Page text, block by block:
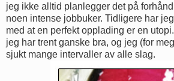
jeg ikke alltid planlegger det på
noen intense jobbuker. Tidligere har
med at en perfekt opplading er en
jeg har trent ganske bra, og jeg (for
sjukt mange intervaller av alle slag.